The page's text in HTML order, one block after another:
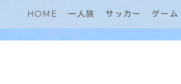
HOME 一人旅 サッカー ゲーム